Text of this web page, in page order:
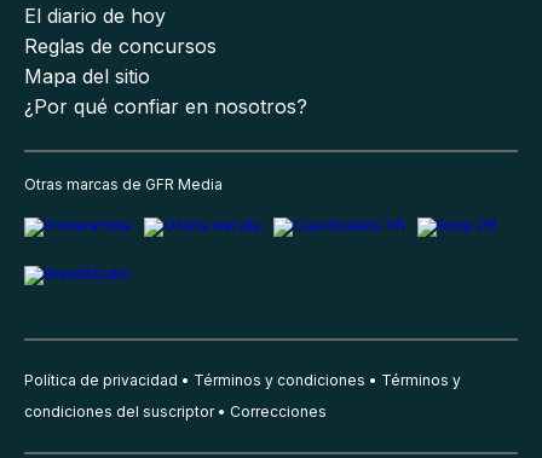
El diario de hoy
Reglas de concursos
Mapa del sitio
¿Por qué confiar en nosotros?
Otras marcas de GFR Media
Política de privacidad Términos y condiciones
Términos y
condiciones del suscriptor
Correcciones